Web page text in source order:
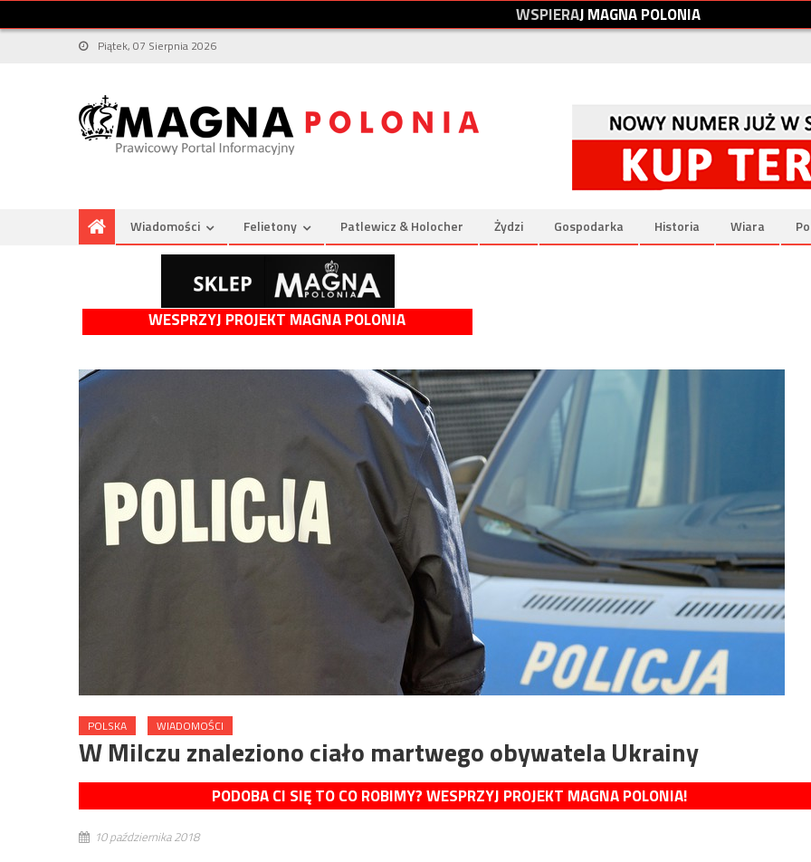
WSPIERAJMAGNAPOLONIA
Piątek, 07 Sierpnia 2026
Wiadomości Felietony Patlewicz & Holocher Żydzi Gospodarka Historia Wiara
WESPRZYJ PROJEKT MAGNA POLONIA
POLSKA WIADOMOŚCI
W Milczu znaleziono ciało martwego obywatela Ukrainy
PODOBA CI SIĘ TO CO ROBIMY? WESPRZYJ PROJEKT MAGNA POLONIA!
10 października 2018